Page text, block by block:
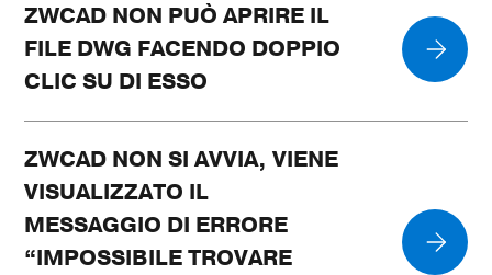
ZWCAD NON PUÒ APRIRE IL
FILE DWG FACENDO DOPPIO
CLIC SU DI ESSO
ZWCAD NON SI AVVIA, VIENE
VISUALIZZATO IL
MESSAGGIO DI ERRORE
“IMPOSSIBILE TROVARE